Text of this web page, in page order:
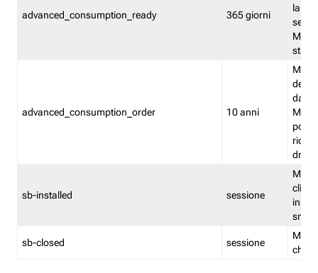
advanced_consumption_ready 365 giorni
la
stato
advanced_consumption_order 10 anni
delle
sb-installed sessione
sb-closed sessione